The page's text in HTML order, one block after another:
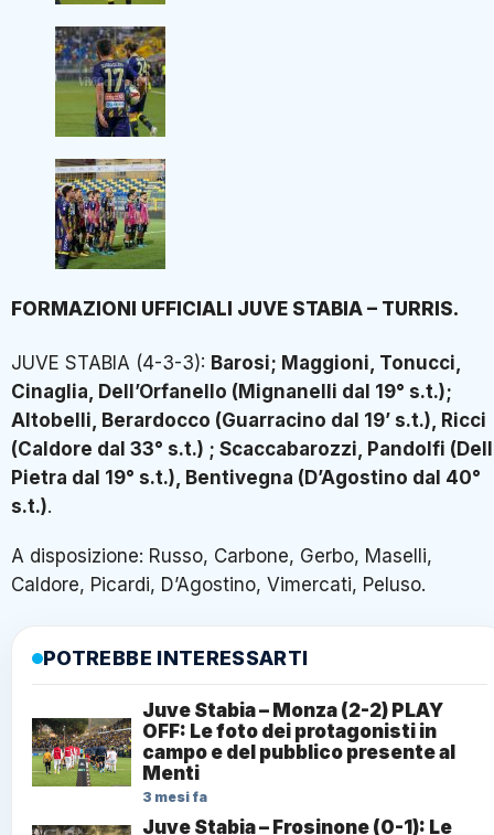
FORMAZIONI UFFICIALI JUVE STABIA – TURRIS.
JUVE STABIA (4-3-3): Barosi; Maggioni, Tonucci,
Cinaglia, Dell’Orfanello (Mignanelli dal 19° s.t.);
Altobelli, Berardocco (Guarracino dal 19’ s.t.), Ricci
(Caldore dal 33° s.t.) ; Scaccabarozzi, Pandolfi
Pietra dal 19° s.t.), Bentivegna (D’Agostino dal 40°
s.t.).
A disposizione: Russo, Carbone, Gerbo, Maselli,
Caldore, Picardi, D’Agostino, Vimercati, Peluso.
POTREBBE INTERESSARTI
Juve Stabia – Monza (2-2) PLAY
OFF: Le foto dei protagonisti in
campo e del pubblico presente al
Menti
3 mesi fa
Juve Stabia – Frosinone (0-1): Le